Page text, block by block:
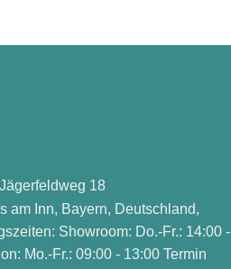
Jägerfeldweg 18
am Inn, Bayern, Deutschland,
Showroom: Do.-Fr.: 14:00 -
Mo.-Fr.: 09:00 - 13:00 Termin